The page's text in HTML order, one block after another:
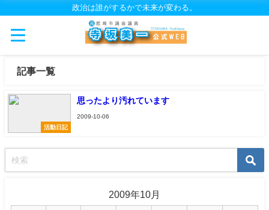
政治は誰がするかで未来が変わる。
記事一覧
活動日記
思ったより汚れています
2009-10-06
2009年10月